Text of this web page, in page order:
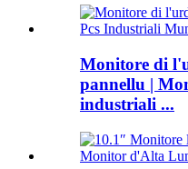
Monitore di
pannellu |
industriali ...